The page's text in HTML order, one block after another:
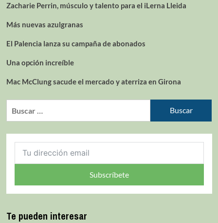
Zacharie Perrin, músculo y talento para el iLerna Lleida
Más nuevas azulgranas
El Palencia lanza su campaña de abonados
Una opción increíble
Mac McClung sacude el mercado y aterriza en Girona
Subscríbete
Te pueden interesar